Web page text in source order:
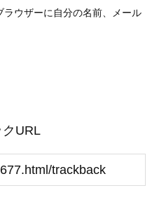
ウザーに自分の名前、メール
クURL